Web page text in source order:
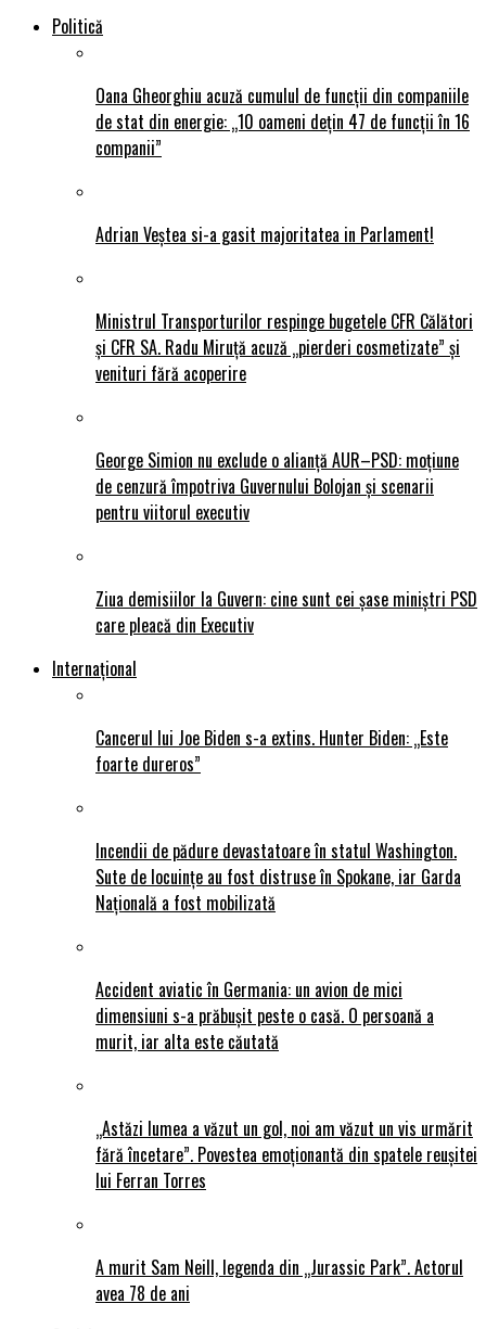
Politică
Oana Gheorghiu acuză cumulul de funcții din companiile
de stat din energie: „10 oameni dețin 47 de funcții în 16
companii”
Adrian Veștea si-a gasit majoritatea in Parlament!
Ministrul Transporturilor respinge bugetele CFR Călători
și CFR SA. Radu Miruță acuză „pierderi cosmetizate” și
venituri fără acoperire
George Simion nu exclude o alianță AUR–PSD: moțiune
de cenzură împotriva Guvernului Bolojan și scenarii
pentru viitorul executiv
Ziua demisiilor la Guvern: cine sunt cei șase miniștri PSD
care pleacă din Executiv
Internațional
Cancerul lui Joe Biden s-a extins. Hunter Biden: „Este
foarte dureros”
Incendii de pădure devastatoare în statul Washington.
Sute de locuințe au fost distruse în Spokane, iar Garda
Națională a fost mobilizată
Accident aviatic în Germania: un avion de mici
dimensiuni s-a prăbușit peste o casă. O persoană a
murit, iar alta este căutată
„Astăzi lumea a văzut un gol, noi am văzut un vis urmărit
fără încetare”. Povestea emoționantă din spatele reușitei
lui Ferran Torres
A murit Sam Neill, legenda din „Jurassic Park”. Actorul
avea 78 de ani